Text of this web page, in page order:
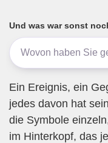
b
o
o
k
Und was war sonst
Ein Ereignis, ein
jedes davon hat
die Symbole
im Hinterkopf, das